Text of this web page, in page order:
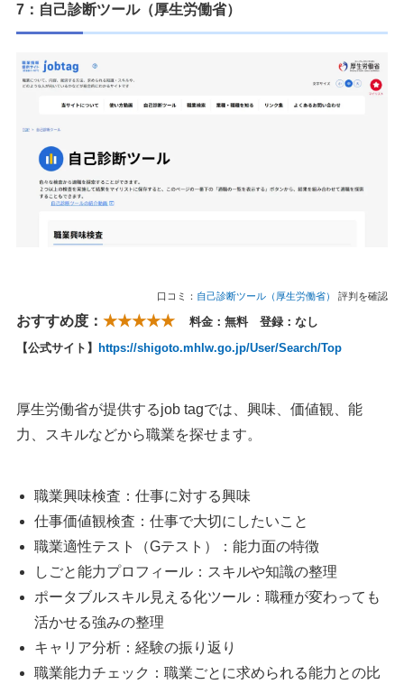
7：自己診断ツール（厚生労働省）
口コミ： 自己診断ツール（厚生労働省） 評判を確認
おすすめ度： ★★★★★
料金：無料 登録：なし
【公式サイト】
https://shigoto.mhlw.go.jp/User/Search/Top
厚生労働省が提供するjob tagでは、興味、価値観、能
力、スキルなどから職業を探せます。
職業興味検査：仕事に対する興味
仕事価値観検査：仕事で大切にしたいこと
職業適性テスト（Gテスト）：能力面の特徴
しごと能力プロフィール：スキルや知識の整理
ポータブルスキル見える化ツール：職種が変わっても
活かせる強みの整理
キャリア分析：経験の振り返り
職業能力チェック：職業ごとに求められる能力との比